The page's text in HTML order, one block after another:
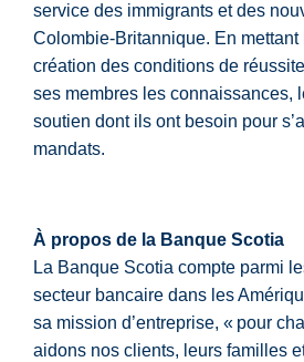
service des immigrants et des
Colombie-Britannique. En mettant
création des conditions de
ses membres les connaissances,
soutien dont ils ont besoin pour
mandats.
À propos de la Banque Scotia
La Banque Scotia compte parmi
secteur bancaire dans les
sa mission d’entreprise, « pour
aidons nos clients, leurs familles